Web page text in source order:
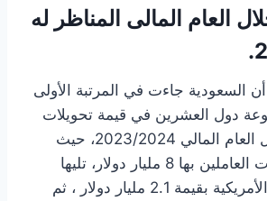
العام المالى المناظر له
السعودية جاءت في المرتبة الأولى
دول العشرين في قيمة تحويلات
المصريين بها خلال العام المالي 2023/2024، حيث
بلغت قيمة تحويلات العاملين بها 8 مليار دولار، تليها
الولايات المتحدة الأمريكية بقيمة 2.1 مليار دولار ، ثم